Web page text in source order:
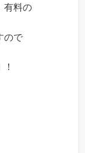
有料の
ので